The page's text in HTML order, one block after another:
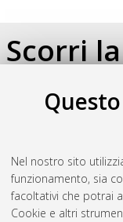
Nel nostro sito
funzionamento, sia
facoltativi che potrai
Cookie e altri
Scorri
Seleziona un valore
2024(1)
2023(1)
2019 (1)